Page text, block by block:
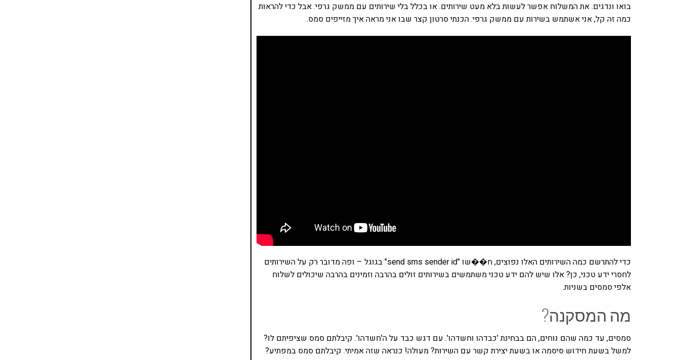
בואו ונדגים. את המשלוח אפשר לעשות בלא מעט שירותים. או בכלל בלי שירותים עם ממשק גרפי. אבל כדי להראות
כמה זה קל, אני אשתמש בשירות עם ממשק גרפי. הכנתי סרטון קצר שבו אני מראה איך מזייפים סמס.
כדי להתרשם כמה השירותים האלו נפוצים, ח��שו "send sms sender id" בגוגל – ופה מדובר רק על השירותים
לחסרי ידע טכני, כן? אלו שיש להם ידע טכני משתמשים בשירותים זולים בהרבה וזמינים בהרבה שיכולים לשלוח
אלפי סמסים בשניות.
מה המסקנה?
סמסים, עד כמה שהם נוחים, הם בבחינת 'כבדהו וחשדהו'. עם דגש כבד על ה'חשדהו'. קיבלתם סמס שציפיתם לו?
למשל בשעת חידוש סיסמה או בשעת יצירת קשר עם השירות? מעולה! כנראה שזה אמיתי. קיבלתם סמס במפתיע?